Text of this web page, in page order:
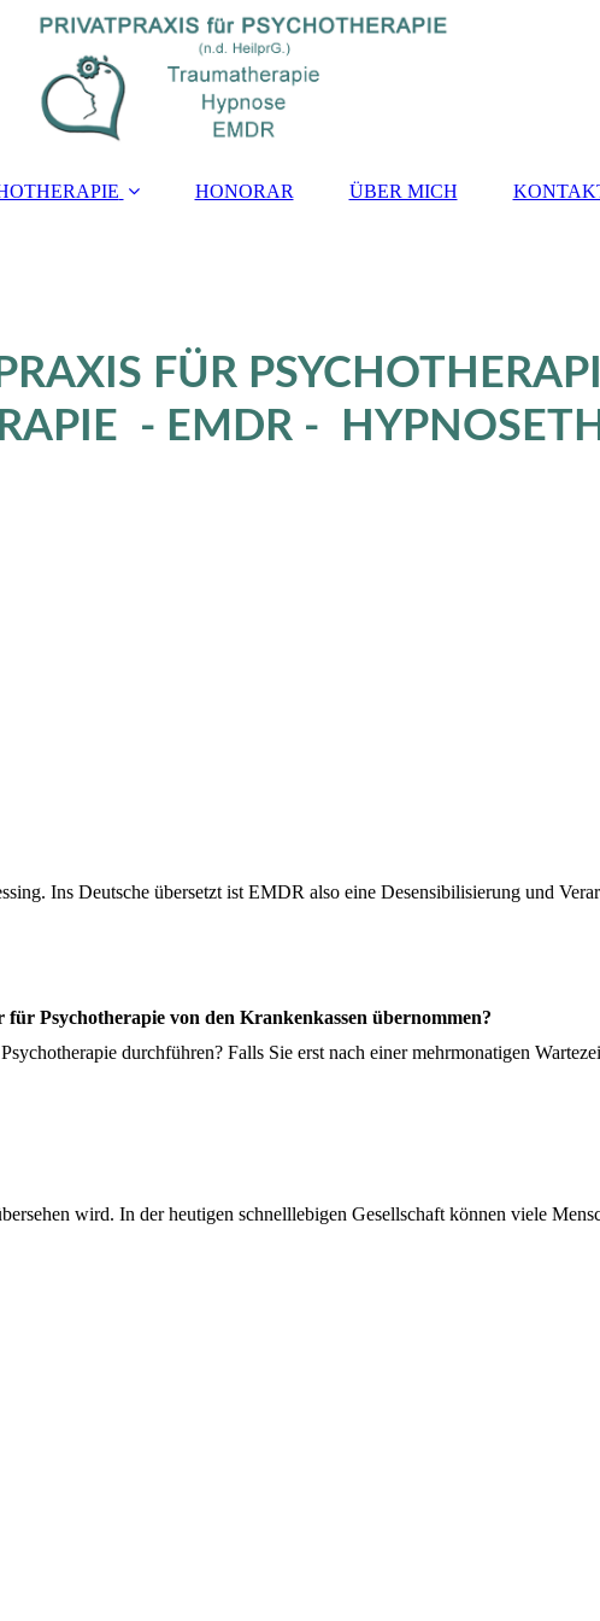
HONORAR ÜBER MICH
FÜR
- EMDR -
Ins Deutsche übersetzt ist EMDR also eine Desensibilisierung und
Psychotherapie von den Krankenkassen übernommen?
durchführen? Falls Sie erst nach einer mehrmonatigen
wird. In der heutigen schnelllebigen Gesellschaft können viele